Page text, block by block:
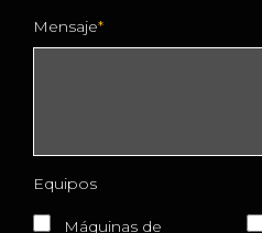
Mensaje
Equipos
Máquinas de